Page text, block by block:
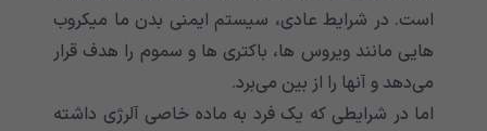
است. در شرایط عادی، سیستم ایمنی بدن ما میکروب
هایی مانند ویروس ها، باکتری ها و سموم را هدف قرار
می‌‌‌‌‌‌‌‌‌‌‌‌‌‌‌‌‌‌‌‌‌‌‌‌‌‌‌‌‌‌‌‌‌‌‌‌‌‌‌‌‌‌‌دهد و آنها را از بین می‌‌‌‌‌‌‌‌‌‌‌‌‌‌‌‌‌‌‌‌‌‌‌‌‌‌‌‌‌‌‌‌‌‌‌‌‌‌‌‌‌‌‌برد.
اما در شرایطی که یک فرد به ماده خاصی آلرژی داشته